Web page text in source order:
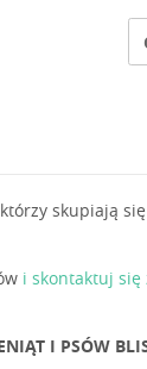
skupiają
i skontaktuj się
I PSÓW